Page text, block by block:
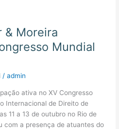
& Moreira
Mundial
/admin
ativa no XV Congresso
Internacional de Direito de
11 a 13 de outubro no Rio de
com a presença de atuantes do